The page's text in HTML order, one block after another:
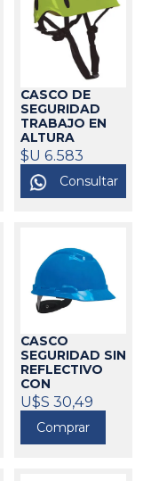
CASCO DE
SEGURIDAD
TRABAJO EN
ALTURA
AMARILLO
FLUOR CLIMAX
480093
$U 6.583
Consultar
CASCO
SEGURIDAD SIN
REFLECTIVO
CON
CREMALLERA
AZUL 3M
450077
U$S 30,49
Comprar